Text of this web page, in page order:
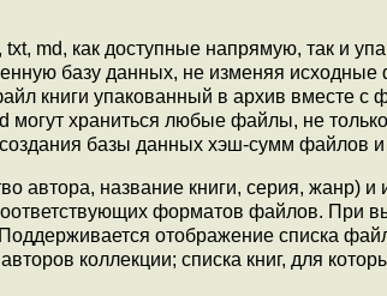
md, как доступные напрямую, так и
базу данных, не изменяя
книги упакованный в архив вместе с
храниться любые файлы, не только
создания базы данных хэш-сумм файлов
автора, название книги, серия, жанр) и
форматов файлов. При
отображение списка
коллекции; списка книг, для